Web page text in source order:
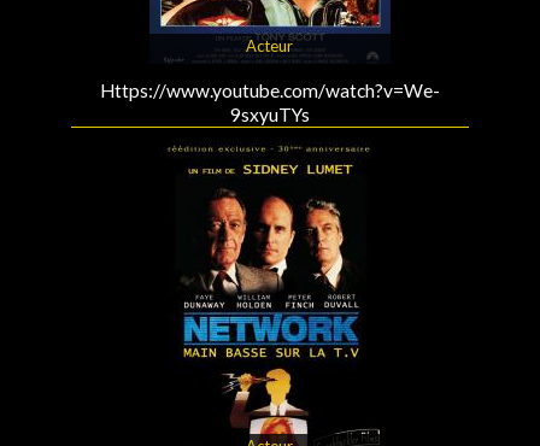
Acteur
Https://www.youtube.com/watch?v=We-
9sxyuTYs